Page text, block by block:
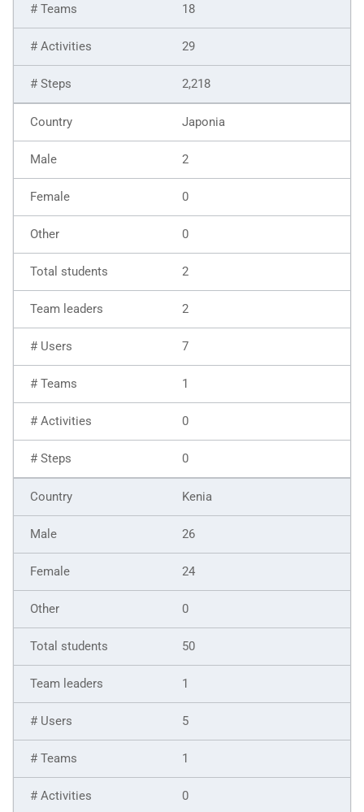
18
29
2,218
Japonia
2
0
0
2
2
7
1
0
0
Kenia
26
24
0
50
1
5
1
0